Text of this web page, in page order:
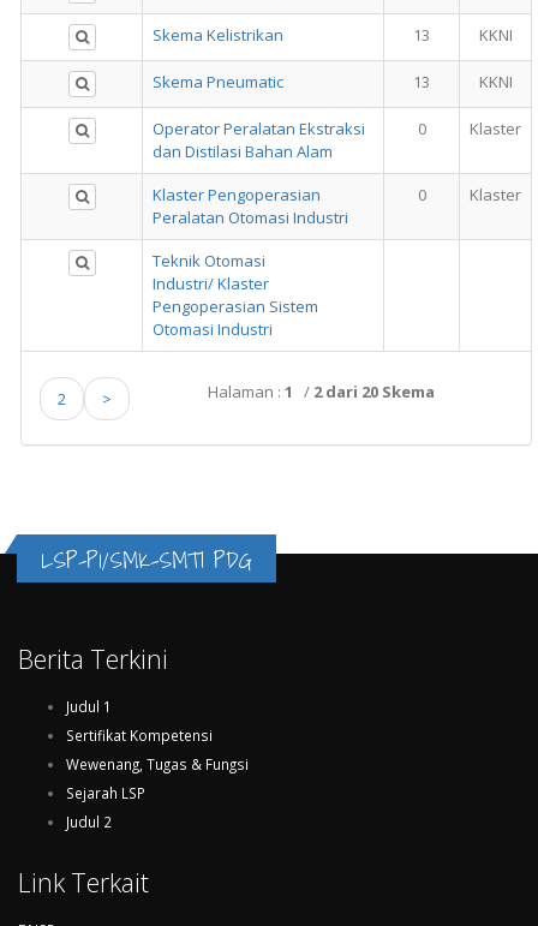
Skema Kelistrikan 13 KKNI
Skema Pneumatic 13 KKNI
Operator Peralatan Ekstraksi
dan Distilasi Bahan Alam
0 Klaster
Klaster Pengoperasian
Peralatan Otomasi Industri
0 Klaster
Teknik Otomasi
Industri/ Klaster
Pengoperasian Sistem
Otomasi Industri
Halaman :1
2 > / 2 dari 20 Skema
LSP-P1/SMK-SMTI PDG
Berita Terkini
Judul 1
Sertifikat Kompetensi
Wewenang, Tugas & Fungsi
Sejarah LSP
Judul 2
Link Terkait